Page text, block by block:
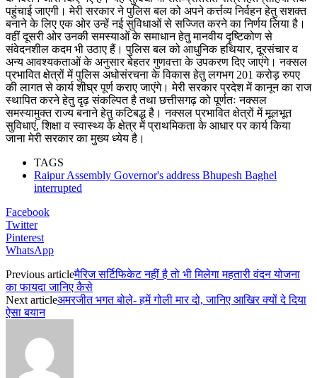
पहुंचाई जाएगी। मेरी सरकार ने पुलिस बल को अपने कर्त्तव्य निर्वहन हेतु सशक्त
बनाने के लिए एक ओर उन्हें नई सुविधाओं से सज्जित करने का निर्णय लिया है।
वहीं दूसरी ओर उनकी समस्याओं के समाधान हेतु मानवीय दृष्टिकोण से
संवेदनशील कदम भी उठाए हैं। पुलिस बल को आधुनिक हथियार, दूरसंचार व
अन्य आवश्यकताओं के अनुसार बेहतर गुणवत्ता के उपकरण दिए जाएंगे। नक्सल
प्रभावित क्षेत्रों में पुलिस अधोसंरचना के विकास हेतु लगभग 201 करोड़ रुपए
की लागत से कार्य शीघ्र पूर्ण कराए जाएंगे। मेरी सरकार प्रदेश में कानून का राज
स्थापित करने हेतु दृढ़ संकल्पित है तथा छत्तीसगढ़ को पूर्णतः नक्सल
समस्यामुक्त राज्य बनाने हेतु कटिबद्ध है। नक्सल प्रभावित क्षेत्रों में मूलभूत
सुविधाएं, शिक्षा व स्वास्थ्य के क्षेत्र में प्राथमिकता के आधार पर कार्य किया
जाना मेरी सरकार का मुख्य ध्येय है।
TAGS
Raipur Assembly Governor's address Bhupesh Baghel
interrupted
Facebook
Twitter
Pinterest
WhatsApp
Previous articleमैरिज सर्टिफिकेट नहीं है तो भी मिलेगा महतारी वंदन योजना
का फायदा जानिए कैसे
Next articleअमरजीत भगत बोले- हमें गोली मार दो, जानिए आखिर क्यों दे दिया
ऐसा बयान